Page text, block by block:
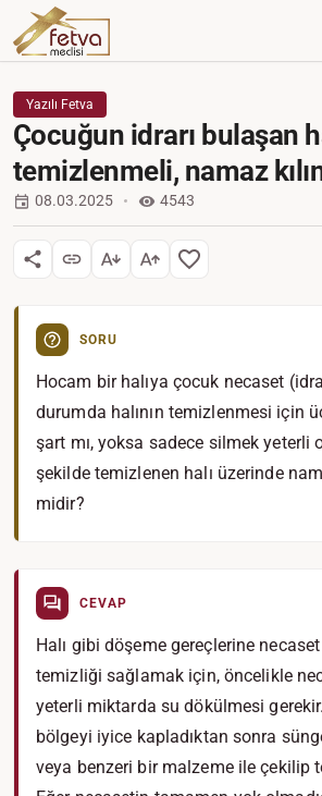
Yazılı Fetva
Çocuğun idrarı bulaşan
temizlenmeli, namaz
08.03.2025 4543
SORU
Hocam bir halıya çocuk necaset
durumda halının temizlenmesi için
şart mı, yoksa sadece silmek yeterli
şekilde temizlenen halı üzerinde
midir?
CEVAP
Halı gibi döşeme gereçlerine necaset
temizliği sağlamak için, öncelikle
yeterli miktarda su dökülmesi
bölgeyi iyice kapladıktan sonra
veya benzeri bir malzeme ile çekilip